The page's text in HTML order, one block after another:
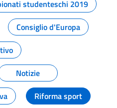
studenteschi 2019
Consiglio d'Europa
Notizie
Riforma sport